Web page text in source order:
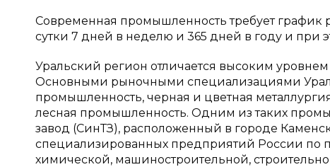
Современная промышленность требует график
сутки 7 дней в неделю и 365 дней в году и при
Уральский регион отличается высоким
Основными рыночными специализациями
промышленность, черная и цветная
лесная промышленность. Одним из таких
завод (СинТЗ), расположенный в городе
специализированных предприятий России по
химической, машиностроительной,